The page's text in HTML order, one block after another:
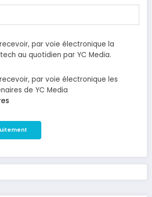
par voie électronique la
au quotidien par YC Media.
par voie électronique les
de YC Media